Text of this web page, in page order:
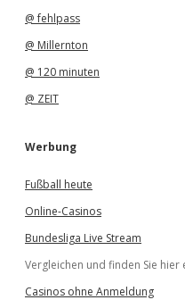
@ fehlpass
@ Millernton
@ 120 minuten
@ ZEIT
Werbung
Fußball heute
Online-Casinos
Bundesliga Live Stream
Vergleichen und finden Sie hier
Casinos ohne Anmeldung